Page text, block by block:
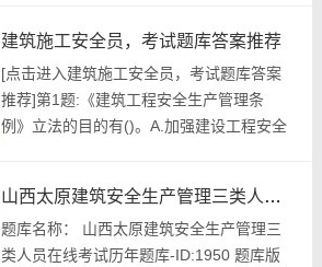
考试建题帮APP题库研究中心 ...
建筑施工安全员，考试题库答案推荐
[点击进入建筑施工安全员，考试题库答案
推荐]第1题:《建筑工程安全生产管理条
例》立法的目的有()。A.加强建设工程安全
全E.保障人民群众财产安全参考答案:查看
最佳答案第2题:塔式起重机基础验收单位应
包括()等。A.施工(总)承包单位B.基础施工
山西太原建筑安全生产管理三类人员在线考试历年题库
题库名称： 山西太原建筑安全生产管理三
类人员在线考试历年题库-ID:1950 题库版